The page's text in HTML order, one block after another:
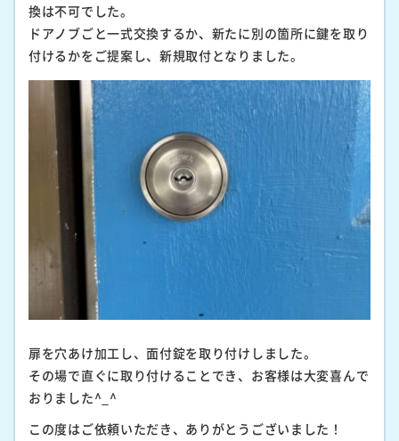
換は不可でした。
ドアノブごと一式交換するか、新たに別の箇所に鍵を取り
付けるかをご提案し、新規取付となりました。
扉を穴あけ加工し、面付錠を取り付けしました。
その場で直ぐに取り付けることでき、お客様は大変喜んで
おりました^_^
この度はご依頼いただき、ありがとうございました！